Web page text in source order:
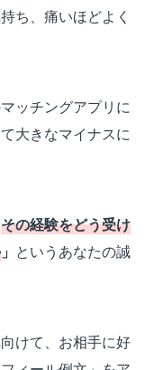
ち、痛いほどよく
ッチングアプリに
大きなマイナスに
その経験をどう受け
」 というあなたの誠
けて、お相手に好